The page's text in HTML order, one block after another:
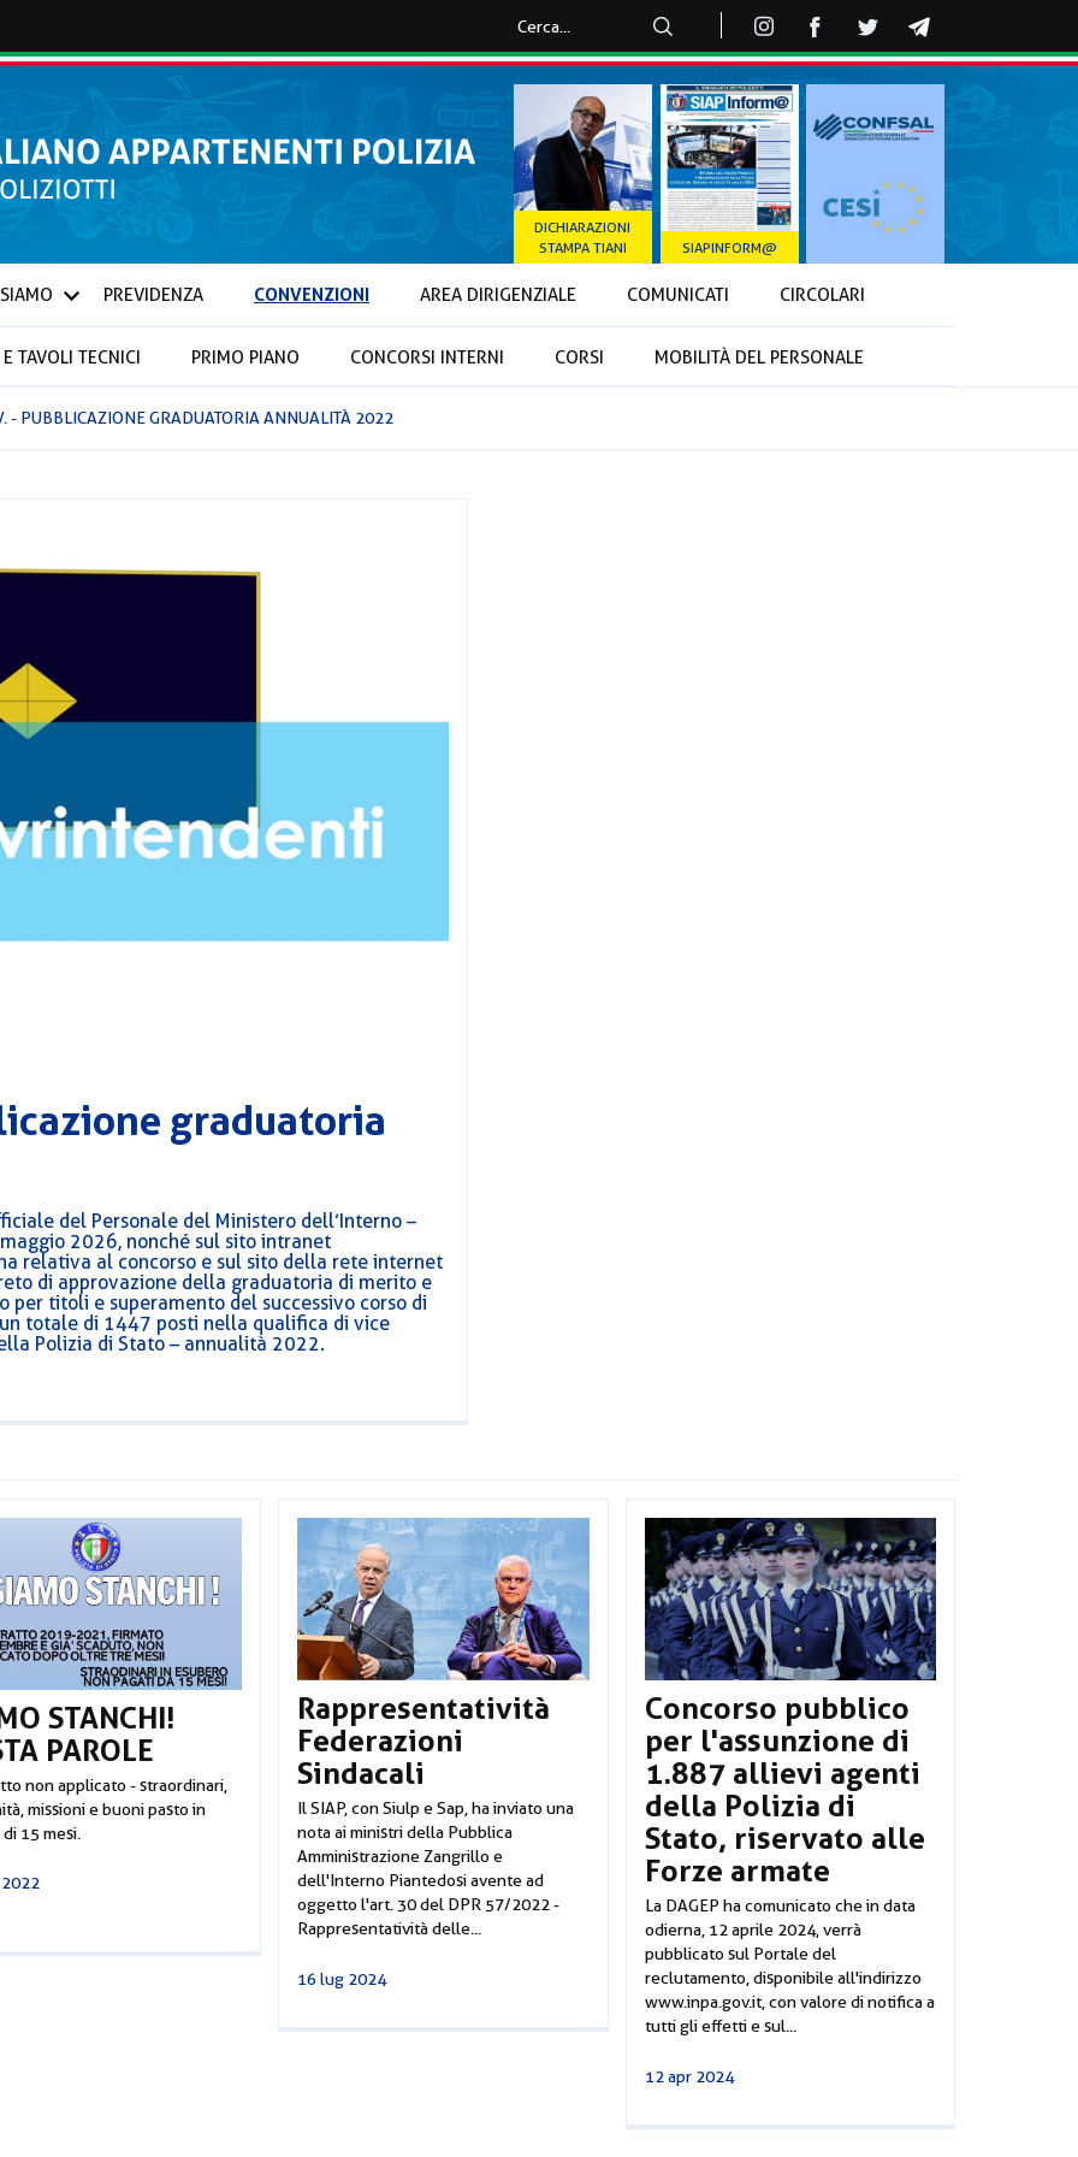
DICHIARAZIONI
STAMPA TIANI
SIAPINFORM@
TAVOLI TECNICI PRIMO PIANO CONCORSI INTERNI CORSI MOBILITÀ DEL PERSONALE
E PROVINCIALI
PREVIDENZA CONVENZIONI AREA DIRIGENZIALE COMUNICATI CIRCOLARI
- PUBBLICAZIONE GRADUATORIA ANNUALITÀ 2022
graduatoria
del Personale del Ministero dell’Interno –
2026, nonché sul sito intranet
relativa al concorso e sul sito della rete internet
di approvazione della graduatoria di merito e
titoli e superamento del successivo corso di
totale di 1447 posti nella qualifica di vice
Polizia di Stato – annualità 2022.
STANCHI!
PAROLE
non applicato - straordinari,
missioni e buoni pasto in
15 mesi.
Rappresentatività
Federazioni
Sindacali
Il SIAP, con Siulp e Sap, ha inviato una
nota ai ministri della Pubblica
Amministrazione Zangrillo e
dell'Interno Piantedosi avente ad
oggetto l'art. 30 del DPR 57/2022 -
Rappresentatività delle...
16 lug 2024
Concorso pubblico
per l'assunzione di
1.887 allievi agenti
della Polizia di
Stato, riservato alle
Forze armate
La DAGEP ha comunicato che in data
odierna, 12 aprile 2024, verrà
pubblicato sul Portale del
reclutamento, disponibile all'indirizzo
www.inpa.gov.it, con valore di notifica a
tutti gli effetti e sul...
12 apr 2024